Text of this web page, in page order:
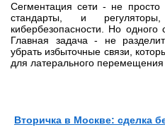
Сегментация сети - не
стандарты, и
кибербезопасности. Но одного
Главная задача - не
убрать избыточные связи,
для латерального перемещения
Вторичка в Москве: сделка